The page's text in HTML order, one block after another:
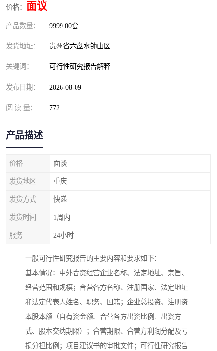
价格： 面议
产品数量： 9999.00套
发货地址： 贵州省六盘水钟山区
关键词： 可行性研究报告解释
发布日期： 2026-08-09
阅 读 量： 772
产品描述
价格 面谈
发货地区 重庆
发货方式 快递
发货时间 1周内
服务 24小时
一般可行性研究报告的主要内容和要求如下：
基本情况：中外合资经营企业名称、法定地址、宗旨、
经营范围和规模；合营各方名称、注册国家、法定地址
和法定代表人姓名、职务、国籍；企业总投资、注册资
本股本额（自有资金额、合营各方出资比例、出资方
式、股本交纳期限）；合营期限、合营方利润分配及亏
损分担比例；项目建议书的审批文件；可行性研究报告